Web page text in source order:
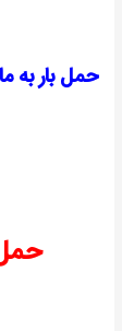
حمل بار به